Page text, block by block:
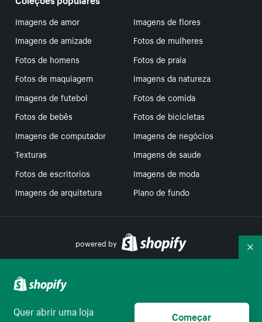
Imagens de amor
Imagens de flores
Imagens de amizade
Fotos de mulheres
Fotos de homens
Fotos de praia
Fotos de maquiagem
Imagens da natureza
Imagens de futebol
Fotos de comida
Fotos de bebês
Fotos de bicicletas
Imagens de computador
Imagens de negócios
Texturas
Imagens de saude
Fotos de escritorios
Imagens de moda
Imagens de arquitetura
Plano de fundo
powered by
Suas escolhas de privacidade
Quer abrir uma loja
Começar